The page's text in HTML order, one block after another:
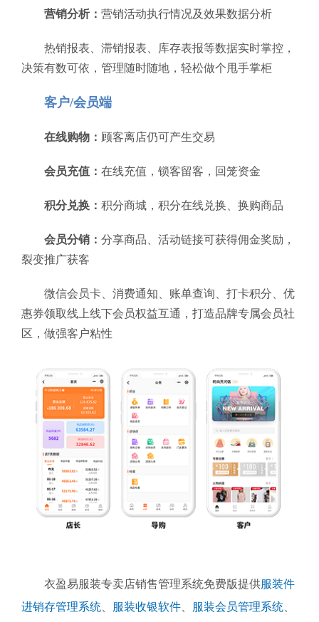
营销分析： 营销活动执行情况及效果数据分析
热销报表、滞销报表、库存表报等数据实时掌控，
决策有数可依，管理随时随地，轻松做个甩手掌柜
客户/会员端
在线购物： 顾客离店仍可产生交易
会员充值： 在线充值，锁客留客，回笼资金
积分兑换： 积分商城，积分在线兑换、换购商品
会员分销： 分享商品、活动链接可获得佣金奖励，
裂变推广获客
微信会员卡、消费通知、账单查询、打卡积分、优
惠券领取线上线下会员权益互通，打造品牌专属会员社
区，做强客户粘性
衣盈易服装专卖店销售管理系统免费版提供服装件
进销存管理系统
服装收银软件 服装会员管理系统